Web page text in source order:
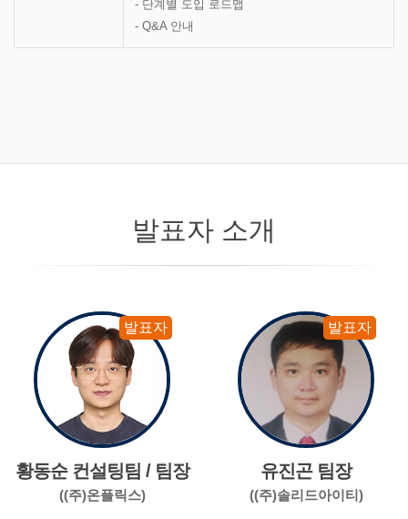
- 단계별 도입 로드맵
- Q&A 안내
발표자 소개
발표자
황동순 컨설팅팀 / 팀장
((주)온플릭스)
발표자
유진곤 팀장
((주)솔리드아이티)